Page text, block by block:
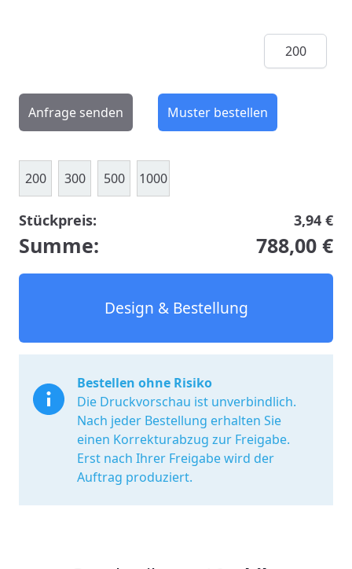
Menge
Anfrage senden Muster bestellen
200 300 500 1000
Stückpreis: 3,94 €
Summe: 788,00 €
Design & Bestellung
Bestellen ohne Risiko
Die Druckvorschau ist unverbindlich.
Nach jeder Bestellung erhalten Sie
einen Korrekturabzug zur Freigabe.
Erst nach Ihrer Freigabe wird der
Auftrag produziert.